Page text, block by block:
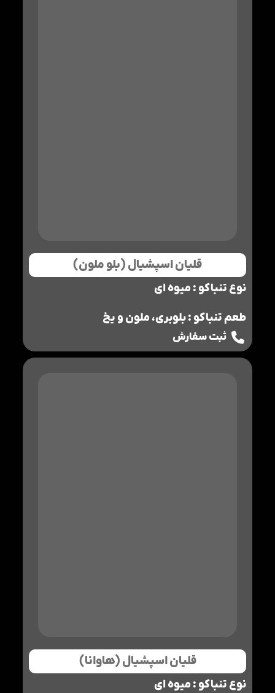
قلیان اسپشیال (بلو ملون)
نوع تنباکو : میوه ای
طعم تنباکو : بلوبری، ملون و یخ
ثبت سفارش
قلیان اسپشیال (هاوانا)
نوع تنباکو : میوه ای